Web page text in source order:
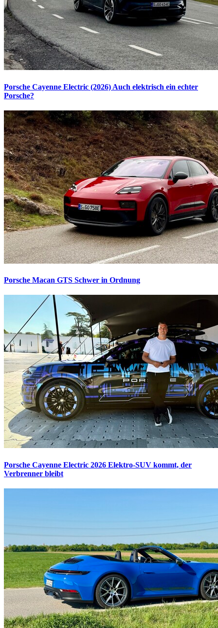
Porsche Cayenne Electric (2026) Auch elektrisch ein echter
Porsche?
Porsche Macan GTS Schwer in Ordnung
Porsche Cayenne Electric 2026 Elektro-SUV kommt, der
Verbrenner bleibt